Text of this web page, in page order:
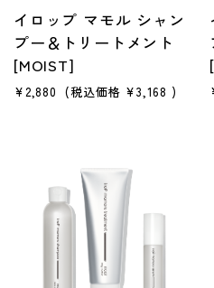
イロップ マモル シャン
プー＆トリートメント
[MOIST]
¥2,880 (税込価格 ¥3,168 )